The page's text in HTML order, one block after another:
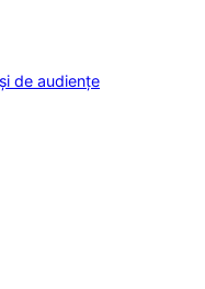
de audiențe